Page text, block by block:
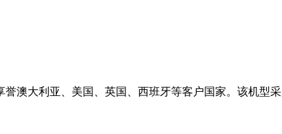
澳大利亚、美国、英国、西班牙等客户国家。该机